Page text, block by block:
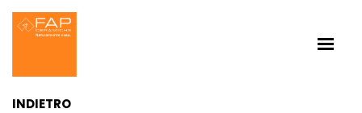
INDIETRO